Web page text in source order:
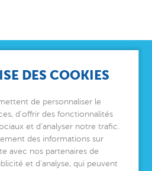
DES COOKIES
de personnaliser le
d’offrir des fonctionnalités
et d’analyser notre trafic.
des informations sur
avec nos partenaires de
et d’analyse, qui peuvent